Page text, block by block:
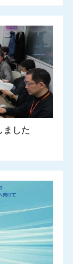
した